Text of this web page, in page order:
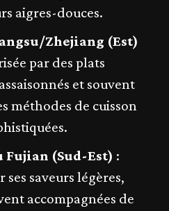
aigres-douces.
Zhejiang (Est)
par des plats
et souvent
méthodes de cuisson
Fujian (Sud-Est) :
ses saveurs légères,
accompagnées de